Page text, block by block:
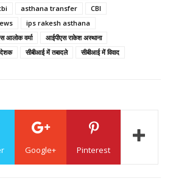
asthana transfer
CBI
ips rakesh asthana
आलोक वर्मा
आईपीएस राकेश अस्थाना
सीबीआई में तबादले सीबीआई में विवाद
Google+ Pinterest